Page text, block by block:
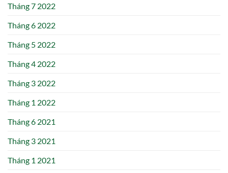
Tháng 7 2022
Tháng 6 2022
Tháng 5 2022
Tháng 4 2022
Tháng 3 2022
Tháng 1 2022
Tháng 6 2021
Tháng 3 2021
Tháng 1 2021